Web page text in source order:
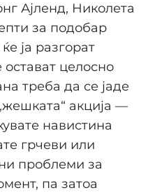
Ајленд, Николета
за подобар
ја разгорат
целосно
треба да се јаде
акција —
навистина
грчеви или
проблеми за
па затоа